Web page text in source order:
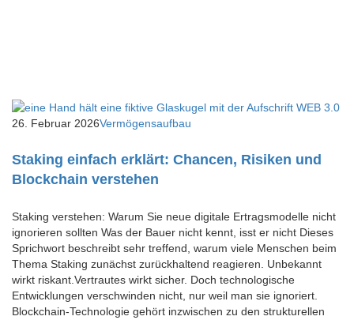
26. Februar 2026Vermögensaufbau
Staking einfach erklärt: Chancen, Risiken und
Blockchain verstehen
Staking verstehen: Warum Sie neue digitale Ertragsmodelle nicht
ignorieren sollten Was der Bauer nicht kennt, isst er nicht Dieses
Sprichwort beschreibt sehr treffend, warum viele Menschen beim
Thema Staking zunächst zurückhaltend reagieren. Unbekannt
wirkt riskant.Vertrautes wirkt sicher. Doch technologische
Entwicklungen verschwinden nicht, nur weil man sie ignoriert.
Blockchain-Technologie gehört inzwischen zu den strukturellen